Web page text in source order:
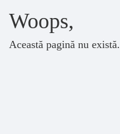
Woops,
Această pagină nu